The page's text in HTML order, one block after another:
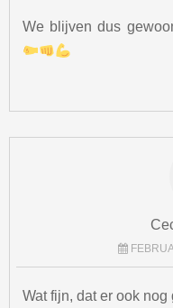
We blijven dus
Wat fijn, dat er ook